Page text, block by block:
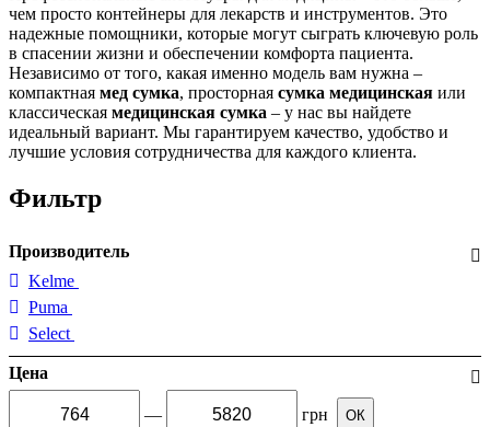
чем просто контейнеры для лекарств и инструментов. Это
надежные помощники, которые могут сыграть ключевую роль
в спасении жизни и обеспечении комфорта пациента.
Независимо от того, какая именно модель вам нужна –
компактная мед сумка, просторная сумка медицинская или
классическая медицинская сумка – у нас вы найдете
идеальный вариант. Мы гарантируем качество, удобство и
лучшие условия сотрудничества для каждого клиента.
Фильтр
Производитель
Kelme
Puma
Select
Цена
— грн ОК